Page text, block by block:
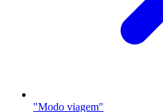
"Modo viagem"